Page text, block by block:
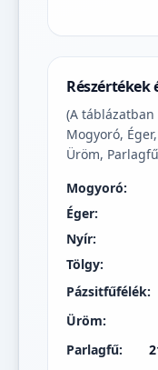
Részértékek
(A
Mogyoró,
Üröm,
Mogyoró:
Éger:
Nyír:
Tölgy:
Pázsitfűfélék:
Üröm:
Parlagfű: